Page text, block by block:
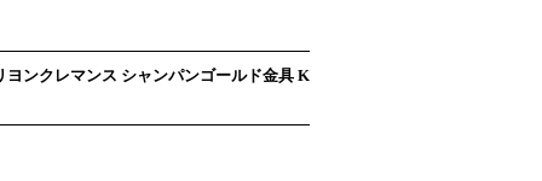
ンクレマンス シャンパンゴールド金具 K